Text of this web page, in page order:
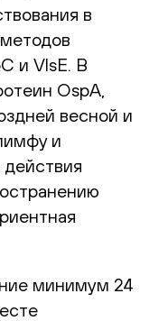
в
и VlsE. В
OspA,
весной и
и
минимум 24